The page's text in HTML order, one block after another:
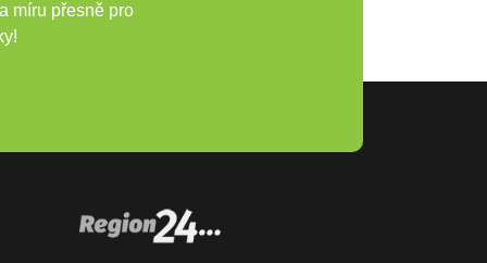
míru přesně pro